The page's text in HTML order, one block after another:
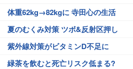
体重62kg→82kgに 寺田心の生活
夏のむくみ対策 ツボ&反射区押し
紫外線対策がビタミンD不足に
緑茶を飲むと死亡リスク低まる?